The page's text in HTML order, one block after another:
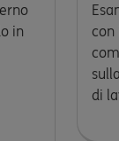
in
di